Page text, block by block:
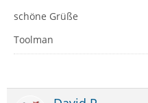
schöne Grüße
Toolman